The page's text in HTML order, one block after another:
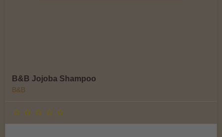
B&B Jojoba Shampoo
B&B